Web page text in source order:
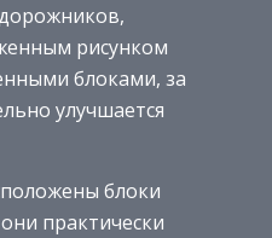
рисунком
блоками, за
улучшается
блоки
практически